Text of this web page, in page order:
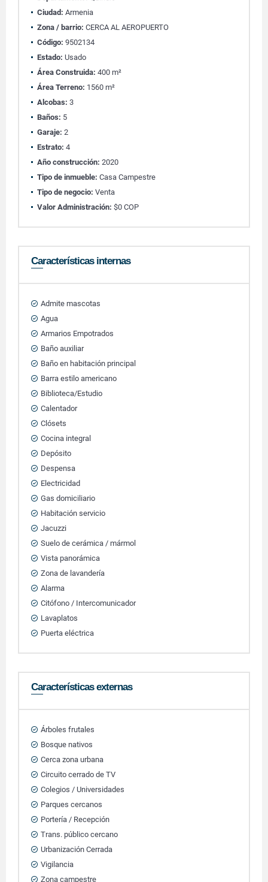
Ciudad: Armenia
Zona / barrio: CERCA AL AEROPUERTO
Código: 9502134
Estado: Usado
Área Construida: 400 m²
Área Terreno: 1560 m²
Alcobas: 3
Baños: 5
Garaje: 2
Estrato: 4
Año construcción: 2020
Tipo de inmueble: Casa Campestre
Tipo de negocio: Venta
Valor Administración: $0 COP
Características internas
Admite mascotas
Agua
Armarios Empotrados
Baño auxiliar
Baño en habitación principal
Barra estilo americano
Biblioteca/Estudio
Calentador
Clósets
Cocina integral
Depósito
Despensa
Electricidad
Gas domiciliario
Habitación servicio
Jacuzzi
Suelo de cerámica / mármol
Vista panorámica
Zona de lavandería
Alarma
Citófono / Intercomunicador
Lavaplatos
Puerta eléctrica
Características externas
Árboles frutales
Bosque nativos
Cerca zona urbana
Circuito cerrado de TV
Colegios / Universidades
Parques cercanos
Portería / Recepción
Trans. público cercano
Urbanización Cerrada
Vigilancia
Zona campestre